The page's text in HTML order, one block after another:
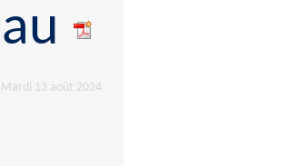
Mardi 13 août 2024